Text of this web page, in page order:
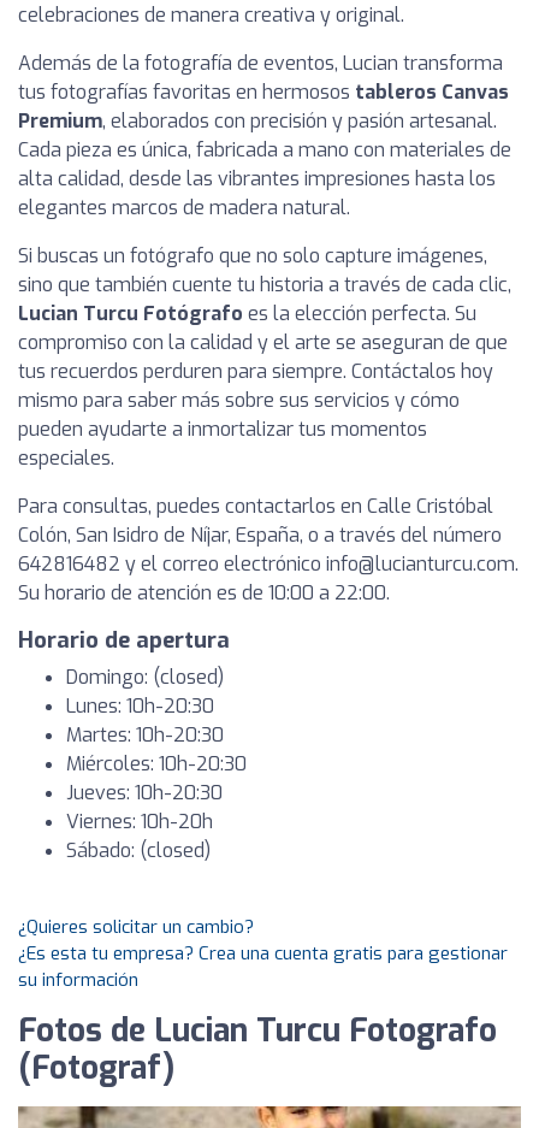
celebraciones de manera creativa y original.
Además de la fotografía de eventos, Lucian transforma
tus fotografías favoritas en hermosos tableros Canvas
Premium, elaborados con precisión y pasión artesanal.
Cada pieza es única, fabricada a mano con materiales de
alta calidad, desde las vibrantes impresiones hasta los
elegantes marcos de madera natural.
Si buscas un fotógrafo que no solo capture imágenes,
sino que también cuente tu historia a través de cada clic,
Lucian Turcu Fotógrafo es la elección perfecta. Su
compromiso con la calidad y el arte se aseguran de que
tus recuerdos perduren para siempre. Contáctalos hoy
mismo para saber más sobre sus servicios y cómo
pueden ayudarte a inmortalizar tus momentos
especiales.
Para consultas, puedes contactarlos en Calle Cristóbal
Colón, San Isidro de Níjar, España, o a través del número
642816482 y el correo electrónico info@lucianturcu.com.
Su horario de atención es de 10:00 a 22:00.
Horario de apertura
Domingo: (closed)
Lunes: 10h-20:30
Martes: 10h-20:30
Miércoles: 10h-20:30
Jueves: 10h-20:30
Viernes: 10h-20h
Sábado: (closed)
¿Quieres solicitar un cambio?
¿Es esta tu empresa? Crea una cuenta gratis para gestionar
su información
Fotos de Lucian Turcu Fotografo
(Fotograf)